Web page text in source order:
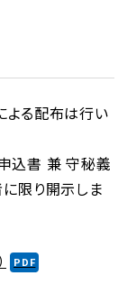
よる配布は行い
込書 兼 守秘義
限り開示しま